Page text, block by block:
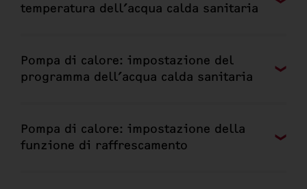
temperatura dell’acqua calda sanitaria
Pompa di calore: impostazione del
programma dell’acqua calda sanitaria
Pompa di calore: impostazione della
funzione di raffrescamento